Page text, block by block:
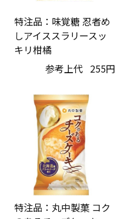
特注品：味覚糖 忍者め
しアイススラリースッ
キリ柑橘
参考上代 255円
特注品：丸中製菓 コク